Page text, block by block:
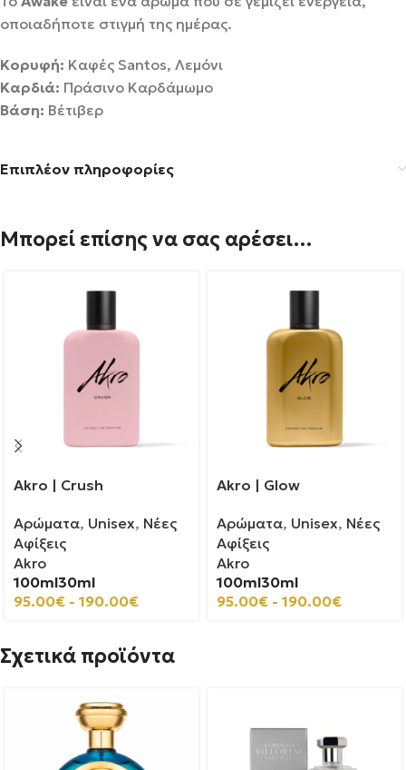
οποιαδήποτε στιγμή της ημέρας.
Κορυφή: Καφές Santos, Λεμόνι
Καρδιά: Πράσινο Καρδάμωμο
Βάση: Βέτιβερ
Επιπλέον πληροφορίες
Μπορεί επίσης να σας αρέσει…
Akro | Crush
Αρώματα, Unisex, Νέες
Αφίξεις
Akro
100ml30ml
95.00€ - 190.00€
Akro | Glow
Αρώματα, Unisex, Νέες
Αφίξεις
Akro
100ml30ml
95.00€ - 190.00€
Σχετικά προϊόντα